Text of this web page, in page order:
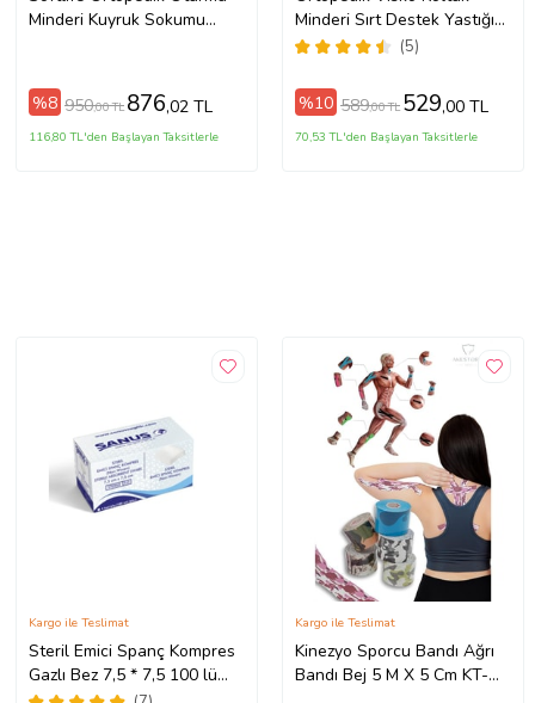
Minderi Kuyruk Sokumu
%8 950,00 TL 876,02 TL
116,80 TL'den Başlayan Taksitlerle
Minderi Sırt Destek Yastığı
Araç Sandalye Bel Sırt
(5)
%10 589,00 TL 529,00 TL
70,53 TL'den Başlayan Taksitlerle
Steril Emici Spanç Kompres
Gazlı Bez 7,5 * 7,5 100 lü
Kargo ile Teslimat
Kinezyo Sporcu Bandı Ağrı
Bandı Bej 5 M X 5 Cm KT-
Kargo ile Teslimat